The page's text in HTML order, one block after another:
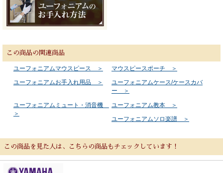
この商品の関連商品
ユーフォニアムマウスピース ＞
マウスピースポーチ ＞
ユーフォニアムお手入れ用品 ＞
ユーフォニアムケース/ケースカバ
ー ＞
ユーフォニアムミュート・消音機
＞
ユーフォニアム教本 ＞
ユーフォニアムソロ楽譜 ＞
この商品を見た人は、こちらの商品もチェックしています！